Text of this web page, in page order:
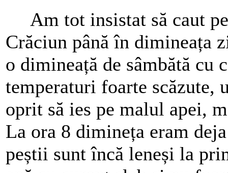
Am tot insistat să caut
Crăciun până în dimineața
o dimineață de sâmbătă cu
temperaturi foarte scăzute,
oprit să ies pe malul apei,
La ora 8 dimineța eram
peștii sunt încă leneși la